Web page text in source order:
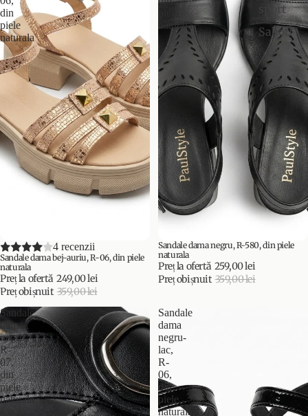
sport
Saboti
din
piele
naturala
PROMOȚIE 4 recenzii
Sandale dama bej-auriu, R-06, din piele
naturala
Preț la ofertă 249,00 lei
Preț obișnuit 359,00 lei
naturala
PROMOȚIE
Sandale dama negru, R-580, din piele
naturala
Preț la ofertă 259,00 lei
Preț obișnuit 359,00 lei
Sandale
dama
negru,
R-
07,
din
piele
naturala
Sandale
dama
negru-
lac,
R-
06,
din
piele
naturala